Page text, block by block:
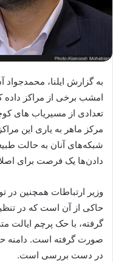
به گزارش ایلنا،
امشب برخی از مراکز داده
تعدادی از مسیریاب های
مرکز ماهر به یاری این
شبکه‌های آنان به حالت
دادن‌ها یک فرصت برای
وزیر ارتباطات همچنین
حاکی از آن است که در
گرفته، با حک پرچم ایالت
صورت گرفته است. دامنه
در دست بررسی است.